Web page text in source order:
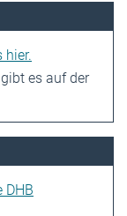
hier.
es auf der
DHB